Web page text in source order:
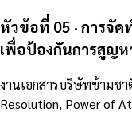
หัวข้อที่ 05 · การจัด
เพื่อป้องกันการสูญห
งานเอกสารบริษัทข้ามช
Resolution, Power of